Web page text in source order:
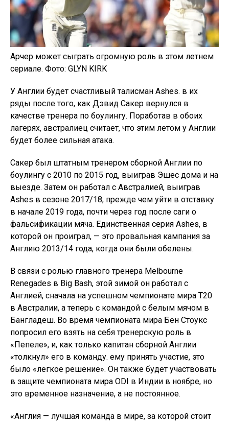
Арчер может сыграть огромную роль в этом летнем
сериале. Фото: GLYN KIRK
У Англии будет счастливый талисман Ashes. в их
ряды после того, как Дэвид Сакер вернулся в
качестве тренера по боулингу. Поработав в обоих
лагерях, австралиец считает, что этим летом у Англии
будет более сильная атака.
Сакер был штатным тренером сборной Англии по
боулингу с 2010 по 2015 год, выиграв Эшес дома и на
выезде. Затем он работал с Австралией, выиграв
Ashes в сезоне 2017/18, прежде чем уйти в отставку
в начале 2019 года, почти через год после саги о
фальсификации мяча. Единственная серия Ashes, в
которой он проиграл, — это провальная кампания за
Англию 2013/14 года, когда они были обелены.
В связи с ролью главного тренера Melbourne
Renegades в Big Bash, этой зимой он работал с
Англией, сначала на успешном чемпионате мира T20
в Австралии, а теперь с командой с белым мячом в
Бангладеш. Во время чемпионата мира Бен Стоукс
попросил его взять на себя тренерскую роль в
«Пепеле», и, как только капитан сборной Англии
«толкнул» его в команду. ему принять участие, это
было «легкое решение». Он также будет участвовать
в защите чемпионата мира ODI в Индии в ноябре, но
это временное назначение, а не постоянное.
«Англия — лучшая команда в мире, за которой стоит